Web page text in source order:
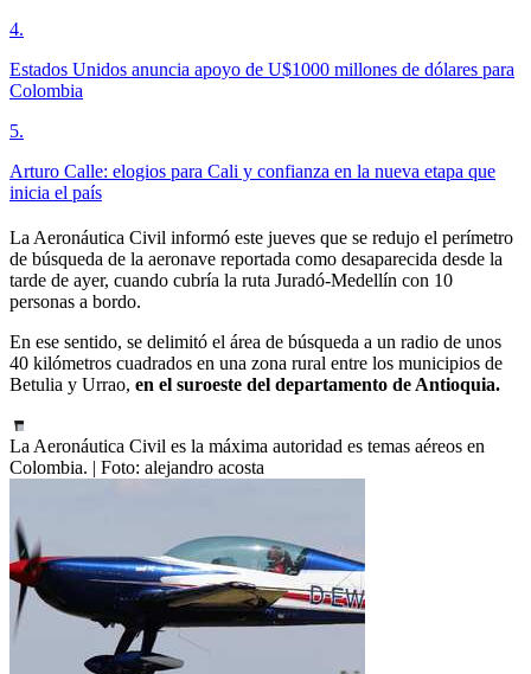
4.
Estados Unidos anuncia apoyo de U$1000 millones de dólares para
Colombia
5.
Arturo Calle: elogios para Cali y confianza en la nueva etapa que
inicia el país
La Aeronáutica Civil informó este jueves que se redujo el perímetro
de búsqueda de la aeronave reportada como desaparecida desde la
tarde de ayer, cuando cubría la ruta Juradó-Medellín con 10
personas a bordo.
En ese sentido, se delimitó el área de búsqueda a un radio de unos
40 kilómetros cuadrados en una zona rural entre los municipios de
Betulia y Urrao, en el suroeste del departamento de Antioquia.
La Aeronáutica Civil es la máxima autoridad es temas aéreos en
Colombia. | Foto: alejandro acosta